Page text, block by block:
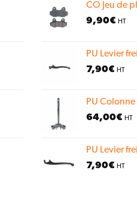
CO Jeu de
9,90€ HT
PU Levier
7,90€ HT
PU
64,00€ HT
PU Levier
7,90€ HT